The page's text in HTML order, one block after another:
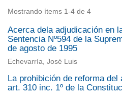
Mostrando ítems 1-4 de 4
Acerca dela adjudicación en
Sentencia Nº594 de la
de agosto de 1995
Echevarría, José Luis
La prohibición de reforma
art. 310 inc. 1º de la